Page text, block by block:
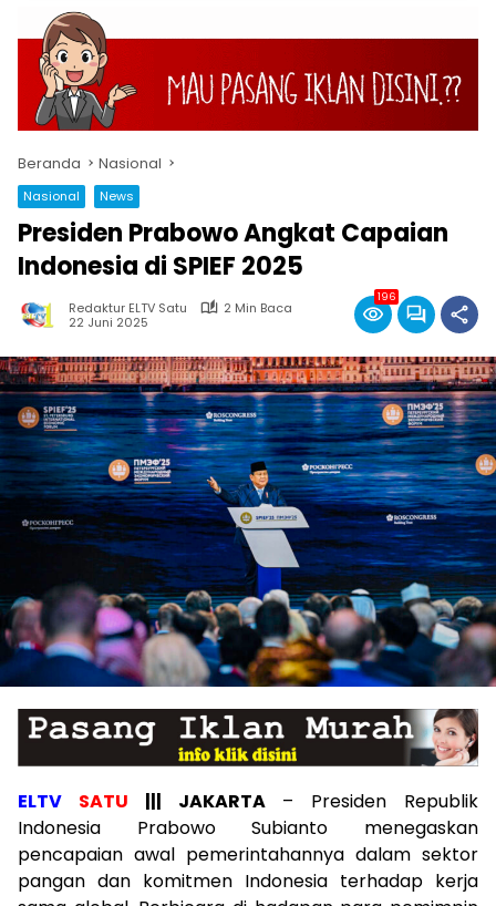
Beranda Nasional
Nasional News
Presiden Prabowo Angkat Capaian
Indonesia di SPIEF 2025
Redaktur ELTV Satu
2 Min Baca
22 Juni 2025
196
ELTV SATU ||| JAKARTA– Presiden Republik
Indonesia Prabowo Subianto menegaskan
pencapaian awal pemerintahannya dalam sektor
pangan dan komitmen Indonesia terhadap kerja